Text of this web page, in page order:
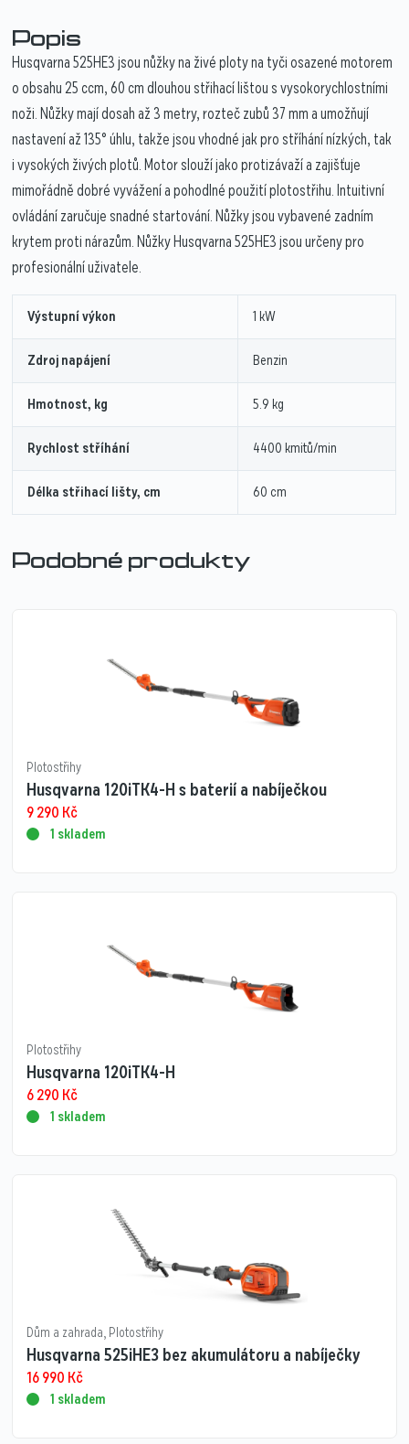
Popis
Husqvarna 525HE3 jsou nůžky na živé ploty na tyči osazené motorem
o obsahu 25 ccm, 60 cm dlouhou střihací lištou s vysokorychlostními
noži. Nůžky mají dosah až 3 metry, rozteč zubů 37 mm a umožňují
nastavení až 135° úhlu, takže jsou vhodné jak pro stříhání nízkých, tak
i vysokých živých plotů. Motor slouží jako protizávaží a zajišťuje
mimořádně dobré vyvážení a pohodlné použití plotostřihu. Intuitivní
ovládání zaručuje snadné startování. Nůžky jsou vybavené zadním
krytem proti nárazům. Nůžky Husqvarna 525HE3 jsou určeny pro
profesionální uživatele.
Výstupní výkon 1 kW
Zdroj napájení Benzin
Hmotnost, kg 5.9 kg
Rychlost stříhání 4400 kmitů/min
Délka střihací lišty, cm 60 cm
Podobné produkty
Plotostřihy
Husqvarna 120iTK4-H s baterií a nabíječkou
9 290 Kč
1 skladem
Plotostřihy
Husqvarna 120iTK4-H
6 290 Kč
1 skladem
Dům a zahrada, Plotostřihy
Husqvarna 525iHE3 bez akumulátoru a nabíječky
16 990 Kč
1 skladem